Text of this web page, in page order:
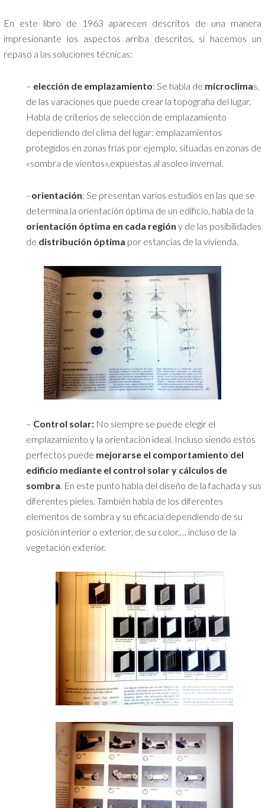
En este libro de 1963 aparecen descritos de una manera
impresionante los aspectos arriba descritos, si hacemos un
repaso a las soluciones técnicas:
– elección de emplazamiento: Se habla de microclimas,
de las varaciones que puede crear la topografia del lugar.
Habla de criterios de selección de emplazamiento
dependiendo del clima del lugar: emplazamientos
protegidos en zonas frías por ejemplo, situadas en zonas de
«sombra de vientos»,expuestas al asoleo invernal.
–orientación: Se presentan varios estudios en las que se
determina la orientación óptima de un edificio, habla de la
orientación óptima en cada región y de las posibilidades
de distribución óptima por estancias de la vivienda.
– Control solar: No siempre se puede elegir el
emplazamiento y la orientación ideal. Incluso siendo estos
perfectos puede mejorarse el comportamiento del
edificio mediante el control solar y cálculos de
sombra. En este punto habla del diseño de la fachada y sus
diferentes pieles. También habla de los diferentes
elementos de sombra y su eficacia dependiendo de su
posición interior o exterior, de su color,… incluso de la
vegetación exterior.